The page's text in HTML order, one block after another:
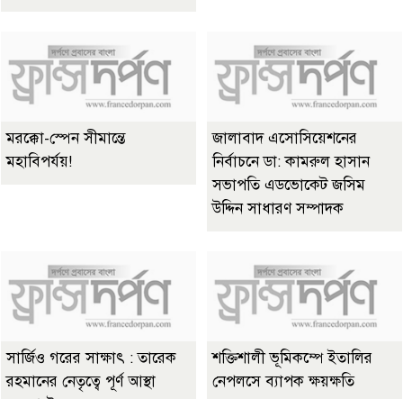
মরক্কো-স্পেন সীমান্তে
মহাবিপর্যয়!
জালাবাদ এসোসিয়েশনের
নির্বাচনে ডা: কামরুল হাসান
সভাপতি এডভোকেট জসিম
উদ্দিন সাধারণ সম্পাদক
সার্জিও গরের সাক্ষাৎ : তারেক
রহমানের নেতৃত্বে পূর্ণ আস্থা
শক্তিশালী ভূমিকম্পে ইতালির
নেপলসে ব্যাপক ক্ষয়ক্ষতি